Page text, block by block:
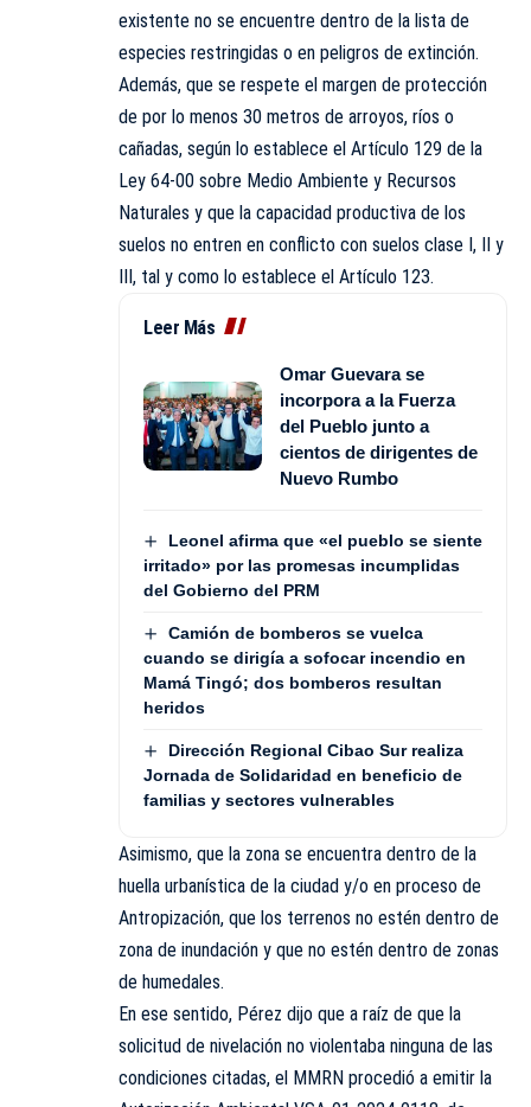
existente no se encuentre dentro de la lista de
especies restringidas o en peligros de extinción.
Además, que se respete el margen de protección
de por lo menos 30 metros de arroyos, ríos o
cañadas, según lo establece el Artículo 129 de la
Ley 64-00 sobre Medio Ambiente y Recursos
Naturales y que la capacidad productiva de los
suelos no entren en conflicto con suelos clase I, II y
III, tal y como lo establece el Artículo 123.
Leer Más
Omar Guevara se
incorpora a la Fuerza
del Pueblo junto a
cientos de dirigentes de
Nuevo Rumbo
Leonel afirma que «el pueblo se siente
irritado» por las promesas incumplidas
del Gobierno del PRM
Camión de bomberos se vuelca
cuando se dirigía a sofocar incendio en
Mamá Tingó; dos bomberos resultan
heridos
Dirección Regional Cibao Sur realiza
Jornada de Solidaridad en beneficio de
familias y sectores vulnerables
Asimismo, que la zona se encuentra dentro de la
huella urbanística de la ciudad y/o en proceso de
Antropización, que los terrenos no estén dentro de
zona de inundación y que no estén dentro de zonas
de humedales.
En ese sentido, Pérez dijo que a raíz de que la
solicitud de nivelación no violentaba ninguna de las
condiciones citadas, el MMRN procedió a emitir la